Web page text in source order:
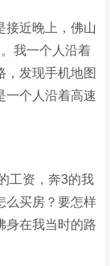
接近晚上，佛山
我一个人沿着
，发现手机地图
一个人沿着高速
工资，奔3的我
么买房？要怎样
身在我当时的路